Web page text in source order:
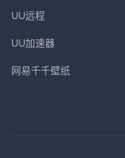
UU远程
UU加速器
网易千千壁纸